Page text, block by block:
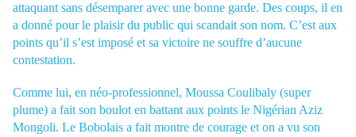
attaquant sans désemparer avec une bonne garde. Des coups, il en
a donné pour le plaisir du public qui scandait son nom. C’est aux
points qu’il s’est imposé et sa victoire ne souffre d’aucune
contestation.
Comme lui, en néo-professionnel, Moussa Coulibaly (super
plume) a fait son boulot en battant aux points le Nigérian Aziz
Mongoli. Le Bobolais a fait montre de courage et on a vu son